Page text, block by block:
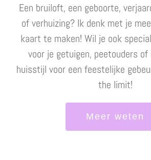
Een bruiloft, een geboorte,
of verhuizing? Ik denk met je
kaart te maken! Wil je ook
voor je getuigen, peetouders
huisstijl voor een feestelijke
the limit!
Meer weten